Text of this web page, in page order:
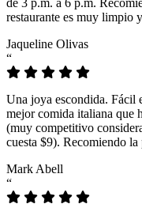
restaurante es muy limpio
Jaqueline Olivas
“
Una joya escondida. Fácil
mejor comida italiana que
(muy competitivo
cuesta $9). Recomiendo la
Mark Abell
“